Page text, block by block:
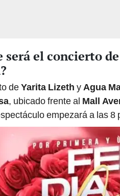
será el concierto
deYarita Lizeth y Agua
, ubicado frente al Mall
empezará a las 8